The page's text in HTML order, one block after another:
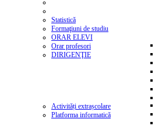
Statistică
Formaţiuni de studiu
ORAR ELEVI
Orar profesori
DIRIGENŢIE
Activități extrașcolare
Platforma informatică